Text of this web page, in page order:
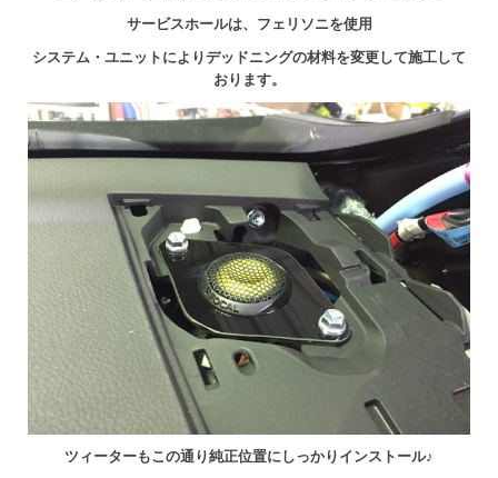
サービスホールは、フェリソニを使用
システム・ユニットによりデッドニングの材料を変更して施工して
おります。
ツィーターもこの通り純正位置にしっかりインストール♪